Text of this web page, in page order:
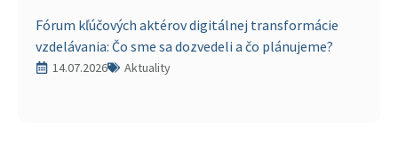
Fórum kľúčových aktérov digitálnej transformácie
vzdelávania: Čo sme sa dozvedeli a čo plánujeme?
14.07.2026 Aktuality